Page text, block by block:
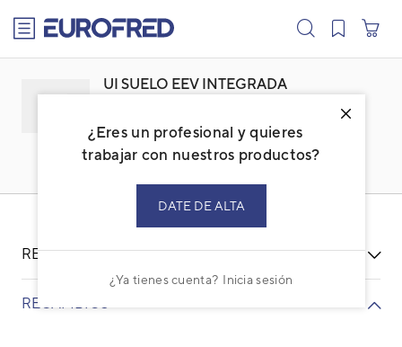
¿Eres un profesional y quieres
trabajar con nuestros productos?
DATE DE ALTA
¿Ya tienes cuenta? Inicia sesión
UI SUELO EEV INTEGRADA
Familia: ACFUVFSS
FUJITSU
Código: 3IVF2027
RECURSOS
RECAMBIOS